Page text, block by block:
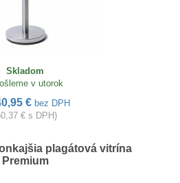
Skladom
v utorok
€ bez DPH
€ s DPH)
plagátová vitrína
Premium